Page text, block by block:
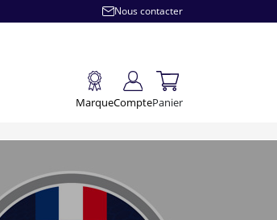
Nous contacter
MarqueComptePanier